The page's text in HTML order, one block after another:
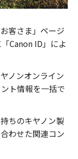
客さま」ページ
Canon ID」によ
ノンオンライン
ト情報を一括で
ちのキヤノン製
わせた関連コン